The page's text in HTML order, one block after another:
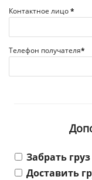
Контактное лицо*
Телефон получателя*
Забрать
Доставить